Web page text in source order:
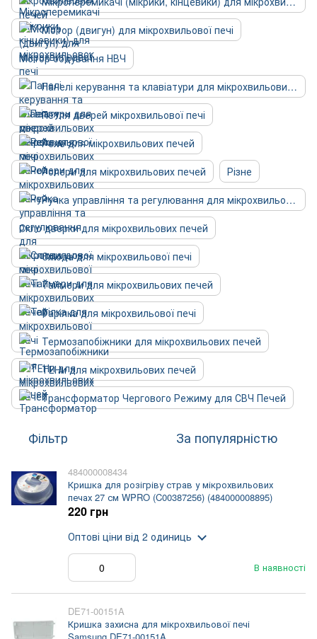
Мотор (двигун) для мікрохвильової печі
Мотор обдування НВЧ
Панелі керування та клавіатури для мікрохвильових печей
Петля дверей мікрохвильової печі
Реле для мікрохвильових печей
Ролери для мікрохвильових печей
Різне
Ручка управління та регулювання для мікрохвильової печі
Скло дверки для мікрохвильових печей
Слюда для мікрохвильової печі
Таймери для мікрохвильових печей
Тарілка для мікрохвильової печі
Термозапобіжники для мікрохвильових печей
ТЕНи для мікрохвильових печей
Трансформатор Чергового Режиму для СВЧ Печей
Фільтр За популярністю
484000008434
Кришка для розігріву страв у мікрохвильових
печах 27 см WPRO (C00387256) (484000008895)
В наявності
220 грн
Оптові ціни від 2 одиниць
DE71-00151A
Кришка захисна для мікрохвильової печі